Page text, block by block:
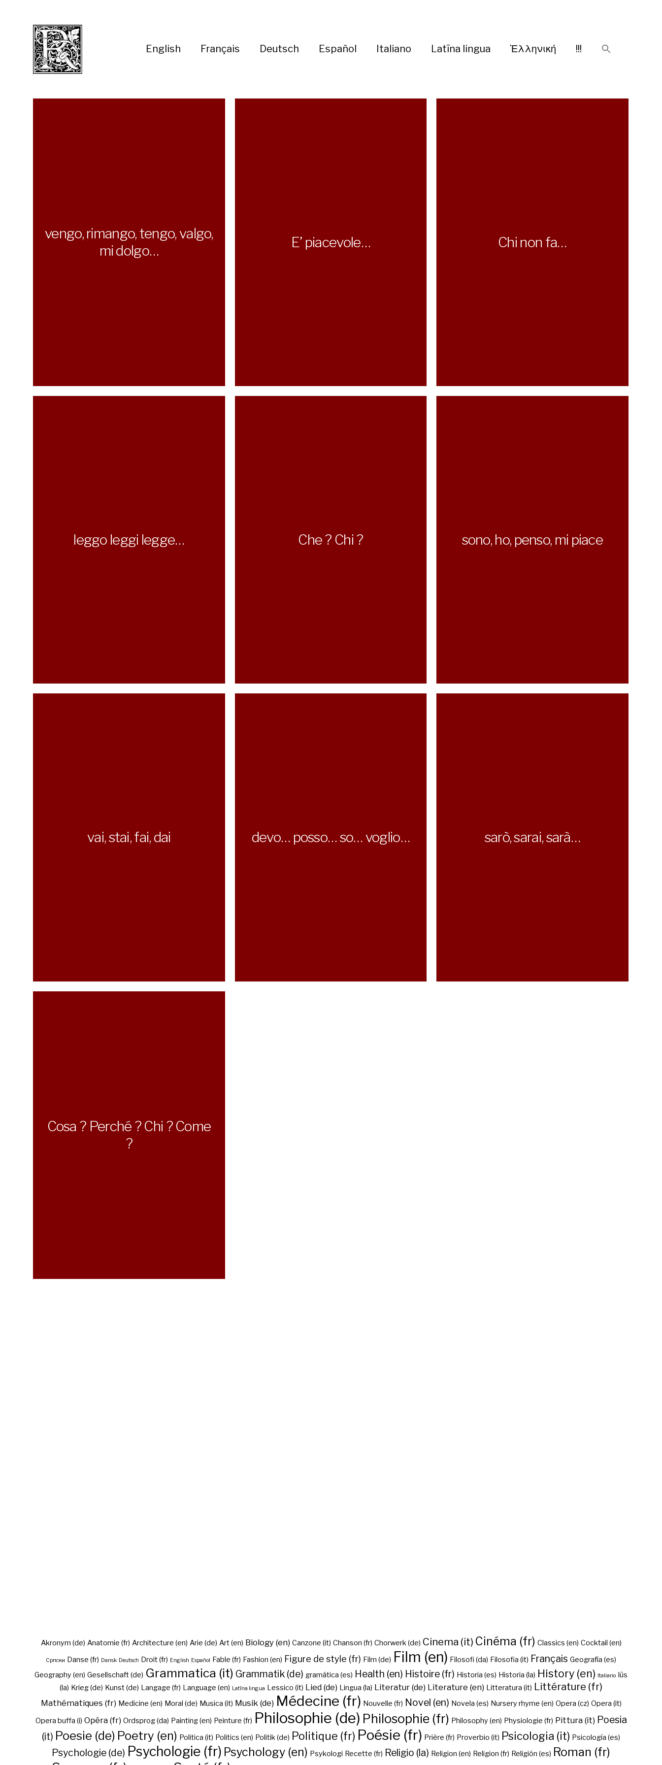
English Français Deutsch Español Italiano Latīna lingua Ἑλληνική !!!
vengo, rimango, tengo, valgo,
mi dolgo…
E’ piacevole… Chi non fa…
leggo leggi legge… Che ? Chi ? sono, ho, penso, mi piace
vai, stai, fai, dai devo… posso… so… voglio… sarò, sarai, sarà…
Cosa ? Perché ? Chi ? Come
?
Akronym (de) Anatomie (fr) Architecture (en) Arie (de) Art (en) Biology (en) Canzone (it) Chanson (fr) Chorwerk (de) Cinema (it) Cinéma (fr) Classics (en) Cocktail (en)
Cрпски Danse (fr) Dansk Deutsch Droit (fr) English Español Fable (fr) Fashion (en) Figure de style (fr) Film (de) Film (en) Filosofi (da) Filosofia (it) Français Geografía (es)
Geography (en) Gesellschaft (de) Grammatica (it) Grammatik (de) gramática (es) Health (en) Histoire (fr) Historia (es) Historia (la) History (en) Italiano Iūs
(la) Krieg (de) Kunst (de) Langage (fr) Language (en) Latīna lingua Lessico (it) Lied (de) Lingua (la) Literatur (de) Literature (en) Litteratura (it) Littérature (fr)
Mathématiques (fr) Medicine (en) Moral (de) Musica (it) Musik (de) Médecine (fr) Nouvelle (fr) Novel (en) Novela (es) Nursery rhyme (en) Opera (cz) Opera (it)
Opera buffa (i) Opéra (fr) Ordsprog (da) Painting (en) Peinture (fr) Philosophie (de) Philosophie (fr) Philosophy (en) Physiologie (fr) Pittura (it) Poesia
(it) Poesie (de) Poetry (en) Politica (it) Politics (en) Politik (de) Politique (fr) Poésie (fr) Prière (fr) Proverbio (it) Psicologia (it) Psicología (es)
Psychologie (de) Psychologie (fr) Psychology (en) Psykologi Recette (fr) Religio (la) Religion (en) Religion (fr) Religión (es) Roman (fr)